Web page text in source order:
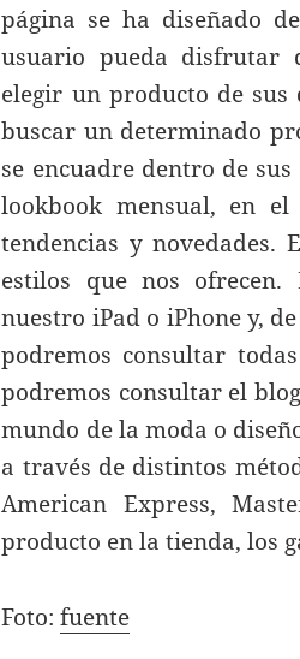
página se ha diseñado
usuario pueda disfrutar
elegir un producto de sus
buscar un determinado
se encuadre dentro de
lookbook mensual, en
tendencias y novedades.
estilos que nos ofrecen.
nuestro iPad o iPhone y,
podremos consultar
podremos consultar el
mundo de la moda o
a través de distintos
American Express,
producto en la tienda, los
Foto:fuente